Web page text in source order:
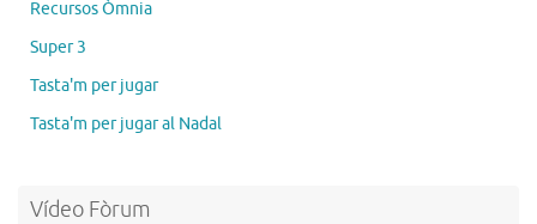
Recursos Òmnia
Super 3
Tasta'm per jugar
Tasta'm per jugar al Nadal
Vídeo Fòrum